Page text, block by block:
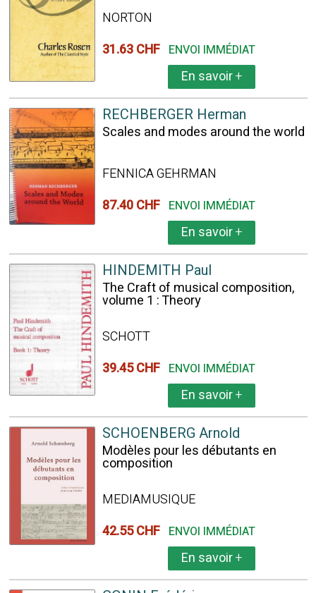
NORTON
31.63 CHF ENVOI IMMÉDIAT
En savoir+
RECHBERGER Herman
Scales and modes around the world
FENNICA GEHRMAN
87.40 CHF ENVOI IMMÉDIAT
En savoir+
HINDEMITH Paul
The Craft of musical composition,
volume 1 : Theory
SCHOTT
39.45 CHF ENVOI IMMÉDIAT
En savoir+
SCHOENBERG Arnold
Modèles pour les débutants en
composition
MEDIAMUSIQUE
42.55 CHF ENVOI IMMÉDIAT
En savoir+